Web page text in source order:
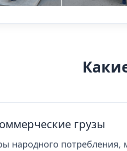
грузы
народного потребления,